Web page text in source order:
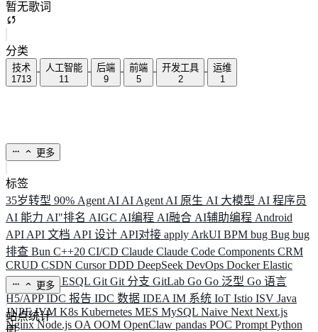
暂无歌词
分类
技术
1713
人工智能
11
后端
9
前端
5
开发工具
2
运维
1
更多
标签
35岁转型 90% Agent AI AI Agent AI 原生 AI 大模型 AI 程序员
AI 能力 AI"排名 AIGC AI编程 AI融合 AI辅助编程 Android
API API 文档 API 设计 API对接 apply ArkUI BPM bug Bug bug
排查 Bun C++20 CI/CD Claude Claude Code Components CRM
CRUD CSDN CursorDDD DeepSeek DevOps DockerElastic
ELK ElysiaESQL Git Git 分支 GitLab Go Go 泛型 Go 语言
H5/APPIDC 报告 IDC 数据 IDEA IM 系统 IoT Istio ISV Java
JNPFJVM K8s Kubernetes MES MySQL Naive Next Next.js
NginxNode.js OA OOM OpenClaw pandas POC Prompt Python
更多
站点统计